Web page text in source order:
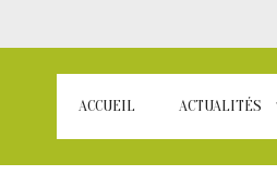
ACCUEIL ACTUALITÉS